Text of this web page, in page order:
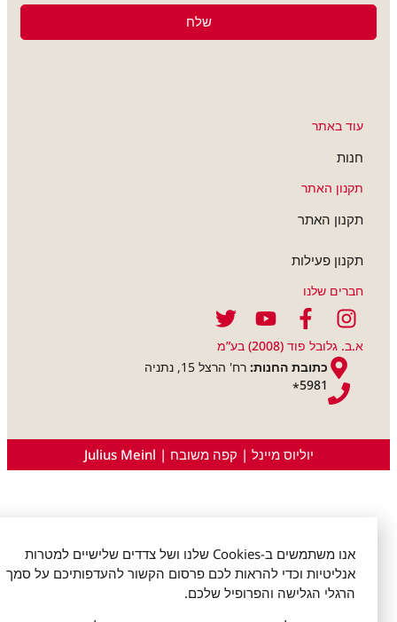
באתר
האתר
האתר
פעילות
שלנו
גלובל פוד (2008) בע”מ
כתובת החנות: רח' הרצל 15, נתניה
5981
יוליוס מיינל | קפה משובח | Julius Meinl
אנו משתמשים ב-Cookies שלנו ושל צדדים שלישיים למטרות
אנליטיות וכדי להראות לכם פרסום הקשור להעדפותיכם על סמך
הרגלי הגלישה והפרופיל שלכם.